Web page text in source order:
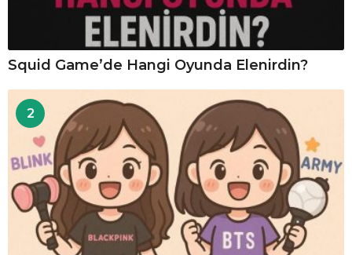
Squid Game’de Hangi Oyunda Elenirdin?
2